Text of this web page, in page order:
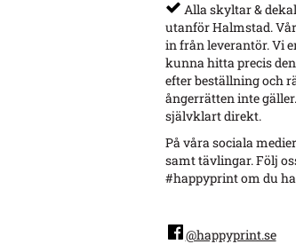
Alla skyltar &
utanför Halmstad.
in från leverantör. Vi
kunna hitta precis
efter beställning och
ångerrätten inte
självklart direkt.
På våra sociala
samt tävlingar. Följ
#happyprint om du
@happyprint.se